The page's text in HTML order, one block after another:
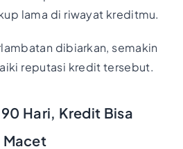
lama di riwayat kreditmu.
dibiarkan, semakin
reputasi kredit tersebut.
Hari, Kredit Bisa
Macet